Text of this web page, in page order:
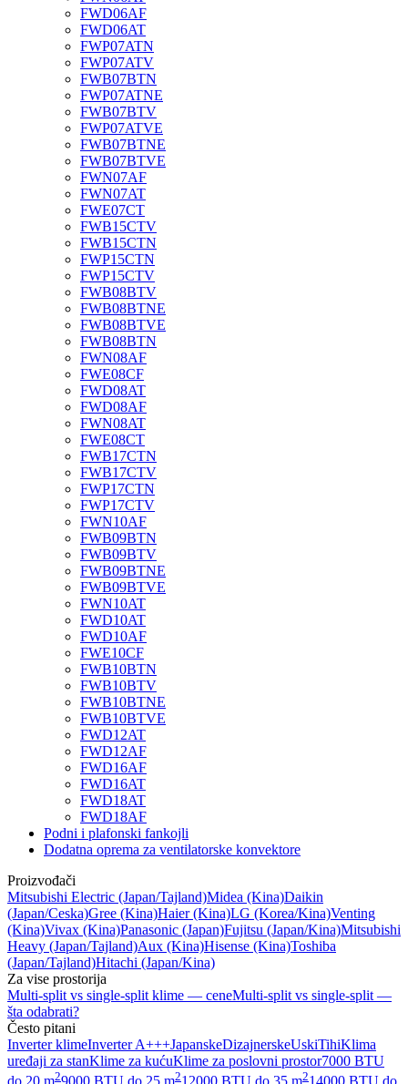
FWD06AF
FWD06AT
FWP07ATN
FWP07ATV
FWB07BTN
FWP07ATNE
FWB07BTV
FWP07ATVE
FWB07BTNE
FWB07BTVE
FWN07AF
FWN07AT
FWE07CT
FWB15CTV
FWB15CTN
FWP15CTN
FWP15CTV
FWB08BTV
FWB08BTNE
FWB08BTVE
FWB08BTN
FWN08AF
FWE08CF
FWD08AT
FWD08AF
FWN08AT
FWE08CT
FWB17CTN
FWB17CTV
FWP17CTN
FWP17CTV
FWN10AF
FWB09BTN
FWB09BTV
FWB09BTNE
FWB09BTVE
FWN10AT
FWD10AT
FWD10AF
FWE10CF
FWB10BTN
FWB10BTV
FWB10BTNE
FWB10BTVE
FWD12AT
FWD12AF
FWD16AF
FWD16AT
FWD18AT
FWD18AF
Podni i plafonski fankojli
Dodatna oprema za ventilatorske konvektore
Proizvođači
Mitsubishi Electric (Japan/Tajland)Midea (Kina)Daikin
(Japan/Ceska)Gree (Kina)Haier (Kina)LG (Korea/Kina)Venting
(Kina)Vivax (Kina)Panasonic (Japan)Fujitsu (Japan/Kina)Mitsubishi
Heavy (Japan/Tajland)Aux (Kina)Hisense (Kina)Toshiba
(Japan/Tajland)Hitachi (Japan/Kina)
Za vise prostorija
Multi-split vs single-split klime — ceneMulti-split vs single-split —
šta odabrati?
Često pitani
Inverter klimeInverter A+++JapanskeDizajnerskeUskiTihiKlima
uređaji za stanKlime za kućuKlime za poslovni prostor7000 BTU
2 2 2